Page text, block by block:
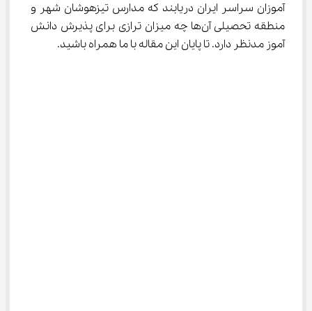
آموزان سراسر ایران دریابند که مدارس تیزهوشان شهر و
منطقه تحصیلی آن‌ها چه میزان ترازی برای پذیرش دانش
آموز مدنظر دارد. تا پایان این مقاله با ما همراه باشید.